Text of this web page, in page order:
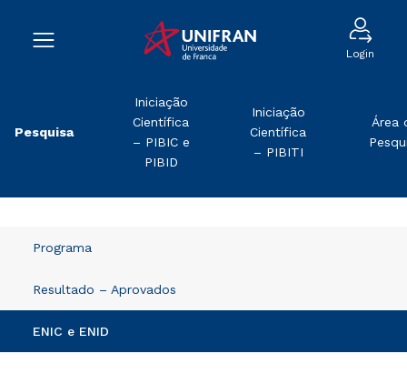
Login
Pesquisa
Iniciação
Científica
– PIBIC e
PIBID
Iniciação
Científica
– PIBITI
Área
Programa
Resultado – Aprovados
ENIC e ENID